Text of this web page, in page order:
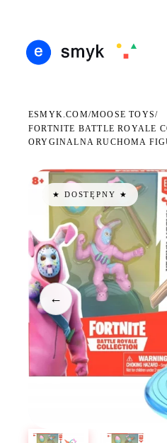
ESMYK.COM/MOOSE TOYS/
FORTNITE BATTLE ROYALE
ORYGINALNA RUCHOMA
★ DOSTĘPNY ★
←